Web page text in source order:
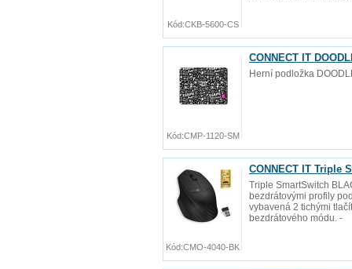
Kód:CKB-5600-CS
CONNECT IT
Herní podložka
Kód:CMP-1120-SM
CONNECT IT Triple
Triple SmartSwitch
bezdrátovými profily
vybavená 2 tichými
bezdrátového módu. -
Kód:CMO-4040-BK